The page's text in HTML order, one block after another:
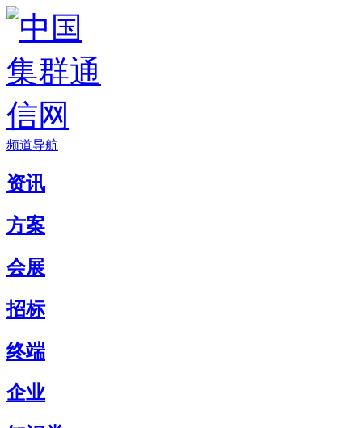
频道导航
资讯
方案
会展
招标
终端
企业